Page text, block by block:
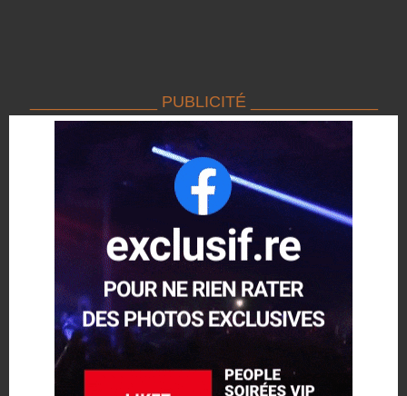
______________ PUBLICITÉ ______________